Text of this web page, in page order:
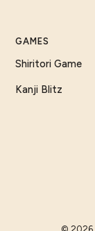
GAMES
Shiritori Game
Kanji Blitz